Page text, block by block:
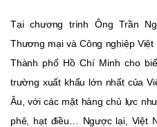
Tại chương trình Ông Trần
Thương mại và Công nghiệp
Thành phố Hồ Chí Minh cho
trường xuất khẩu lớn nhất của
Âu, với các mặt hàng chủ lực
phê, hạt điều… Ngược lại, Việt